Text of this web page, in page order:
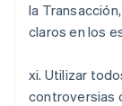
la
claros en los
xi. Utilizar
controversias